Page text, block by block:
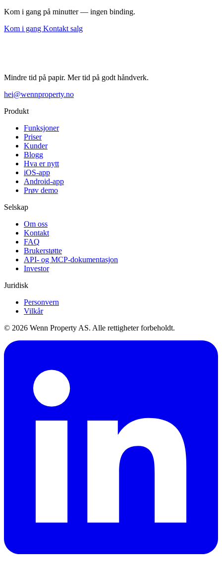
Kom i gang på minutter — ingen binding.
Kom i gang Kontakt salg
Mindre tid på papir. Mer tid på godt håndverk.
hei@wennproperty.no
Produkt
Funksjoner
Priser
Kunder
Blogg
Hva er nytt
iOS-app
Android-app
Prøv demo
Selskap
Om oss
Kontakt
FAQ
Brukerstøtte
API- og MCP-dokumentasjon
Investor
Juridisk
Personvern
Vilkår
© 2026 Wenn Property AS. Alle rettigheter forbeholdt.